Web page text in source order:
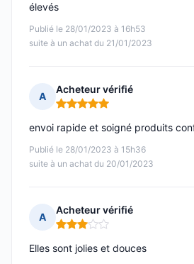
Publié le 28/01/2023 à 16h53
suite à un achat du 21/01/2023
élevés
A
Acheteur vérifié
Note : 5 sur 5
Publié le 28/01/2023 à 15h36
suite à un achat du 20/01/2023
envoi rapide et soigné produits
A
Acheteur vérifié
Note : 3 sur 5
Elles sont jolies et douces